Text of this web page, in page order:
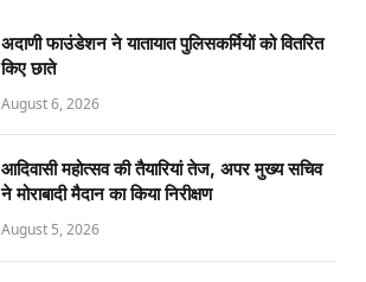
अदाणी फाउंडेशन ने यातायात पुलिसकर्मियों को वितरित
किए छाते
August 6, 2026
आदिवासी महोत्सव की तैयारियां तेज, अपर मुख्य सचिव
ने मोराबादी मैदान का किया निरीक्षण
August 5, 2026